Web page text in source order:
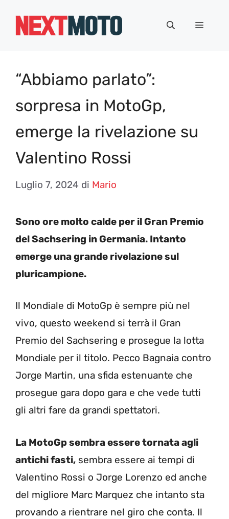
Menu
“Abbiamo parlato”:
sorpresa in MotoGp,
emerge la rivelazione su
Valentino Rossi
Luglio 7, 2024 di Mario
Sono ore molto calde per il Gran Premio
del Sachsering in Germania. Intanto
emerge una grande rivelazione sul
pluricampione.
Il Mondiale di MotoGp è sempre più nel
vivo, questo weekend si terrà il Gran
Premio del Sachsering e prosegue la lotta
Mondiale per il titolo. Pecco Bagnaia contro
Jorge Martin, una sfida estenuante che
prosegue gara dopo gara e che vede tutti
gli altri fare da grandi spettatori.
La MotoGp sembra essere tornata agli
antichi fasti, sembra essere ai tempi di
Valentino Rossi o Jorge Lorenzo ed anche
del migliore Marc Marquez che intanto sta
provando a rientrare nel giro che conta. Il